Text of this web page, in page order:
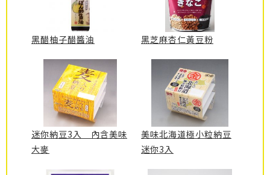
黑醋柚子醋醬油 黑芝麻杏仁黃豆粉
迷你納豆3入 內含美味
大麥
美味北海道極小粒納豆
迷你3入